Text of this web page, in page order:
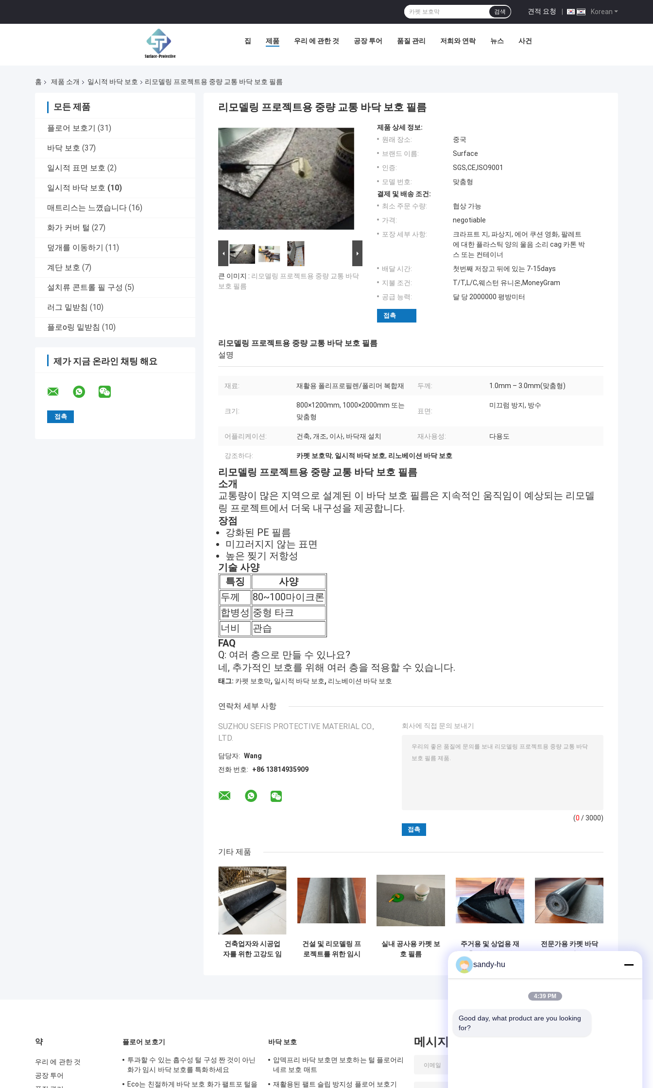
Korean
견적 요청 |
검색
집 제품 우리 에 관한 것 공장 투어 품질 관리 저희와 연락 뉴스 사건
홈 제품 소개 일시적 바닥 보호 리모델링 프로젝트용 중량 교통 바닥 보호 필름
모든 제품
플로어 보호기 (31)
바닥 보호 (37)
일시적 표면 보호 (2)
일시적 바닥 보호 (10)
매트리스는 느꼈습니다 (16)
화가 커버 털 (27)
덮개를 이동하기 (11)
계단 보호 (7)
설치류 콘트롤 필 구성 (5)
러그 밑받침 (10)
플로o링 밑받침 (10)
제가 지금 온라인 채팅 해요
리모델링 프로젝트용 중량 교통 바닥 보호 필름
큰 이미지 : 리모델링 프로젝트용 중량 교통 바닥
보호 필름
제품 상세 정보:
원래 장소:
중국
브랜드 이름:
Surface
인증:
SGS,CE,ISO9001
모델 번호:
맞춤형
결제 및 배송 조건:
최소 주문 수량:
협상 가능
가격:
negotiable
포장 세부 사항:
크라프트 지, 파상지, 에어 쿠션 영화, 팔레트
에 대한 플라스틱 양의 울음 소리 cag 카톤 박
스 또는 컨테이너
배달 시간:
첫번째 저장고 뒤에 있는 7-15days
지불 조건:
T/T,L/C,웨스턴 유니온,MoneyGram
공급 능력:
달 당 2000000 평방미터
접촉
리모델링 프로젝트용 중량 교통 바닥 보호 필름
설명
재료: 재활용 폴리프로필렌/폴리머 복합재 두께: 1.0mm – 3.0mm(맞춤형)
크기:
800×1200mm, 1000×2000mm 또는
맞춤형
표면:
미끄럼 방지, 방수
어플리케이션: 건축, 개조, 이사, 바닥재 설치 재사용성: 다용도
강조하다: 카펫 보호막, 일시적 바닥 보호, 리노베이션 바닥 보호
리모델링 프로젝트용 중량 교통 바닥 보호 필름
소개
교통량이 많은 지역으로 설계된 이 바닥 보호 필름은 지속적인 움직임이 예상되는 리모델
링 프로젝트에서 더욱 내구성을 제공합니다.
장점
강화된 PE 필름
미끄러지지 않는 표면
높은 찢기 저항성
기술 사양
특징
사양
두께
80~100마이크론
합병성 중형 타크
너비
관습
FAQ
Q: 여러 층으로 만들 수 있나요?
네, 추가적인 보호를 위해 여러 층을 적용할 수 있습니다.
태그: 카펫 보호막, 일시적 바닥 보호, 리노베이션 바닥 보호
연락처 세부 사항
SUZHOU SEFIS PROTECTIVE MATERIAL CO.,
LTD.
담당자: Wang
전화 번호:
+86 13814935909
회사에 직접 문의 보내기
(0 / 3000)
기타 제품
건축업자와 시공업
자를 위한 고강도 임
건설 및 리모델링 프
로젝트를 위한 임시
실내 공사용 카펫 보
호 필름
주거용 및 상업용 재
전문가용 카펫 바닥
약
우리 에 관한 것
공장 투어
플로어 보호기
투과할 수 있는 흡수성 털 구성 짠 것이 아닌
화가 임시 바닥 보호를 특화하세요
Eco는 친절하게 바닥 보호 화가 팰트포 털을
바닥 보호
압덱프리 바닥 보호면 보호하는 털 플로어리
네르 보호 매트
재활용된 팰트 슬립 방지성 플로어 보호기
메시지를 남겨주세요
sandy-hu
4:39 PM
Good day, what product are you looking
for?